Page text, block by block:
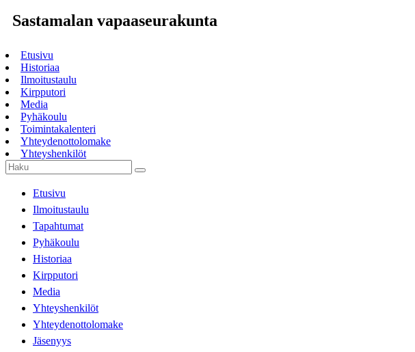
Sastamalan vapaaseurakunta
Etusivu
Historiaa
Ilmoitustaulu
Kirpputori
Media
Pyhäkoulu
Toimintakalenteri
Yhteydenottolomake
Yhteyshenkilöt
Etusivu
Ilmoitustaulu
Tapahtumat
Pyhäkoulu
Historiaa
Kirpputori
Media
Yhteyshenkilöt
Yhteydenottolomake
Jäsenyys